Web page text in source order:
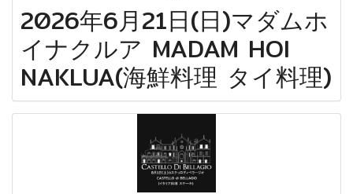
2026年6月21日(日)マダムホ
イナクルア MADAM HOI
NAKLUA(海鮮料理 タイ料理)